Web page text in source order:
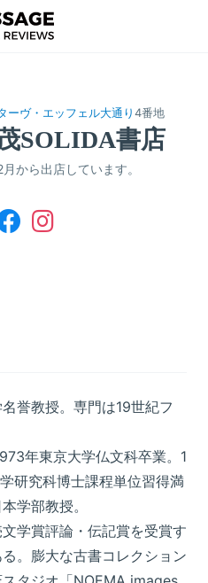
ーヴ・エッフェル大通り4番地
SOLIDA書店
から出店しています。
誉教授。専門は19世紀フ
年東京大学仏文科卒業。1
研究科博士課程単位習得満
学部教授。
学賞評論・伝記賞を受賞す
。膨大な古書コレクション